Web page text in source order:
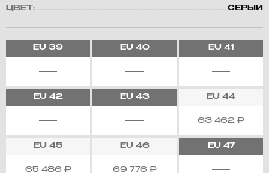
ЦВЕТ: СЕРЫЙ
EU 39 EU40 EU 41
EU42 EU43 EU 44
63 462 ₽
EU 45
65 486 ₽
EU46
69 776 ₽
EU47